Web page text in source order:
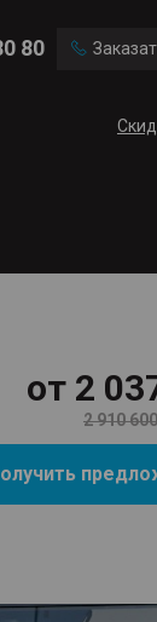
80
от 2
2 910 600